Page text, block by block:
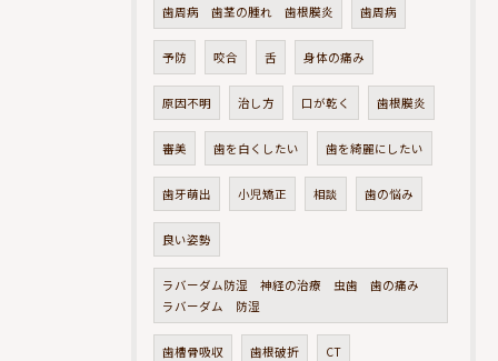
歯周病 歯茎の腫れ 歯根膜炎 歯周病
予防 咬合 舌 身体の痛み
原因不明 治し方 口が乾く 歯根膜炎
審美 歯を白くしたい 歯を綺麗にしたい
歯牙萌出 小児矯正 相談 歯の悩み
良い姿勢
ラバーダム防湿 神経の治療 虫歯 歯の痛み
ラバーダム 防湿
歯槽骨吸収 歯根破折 CT